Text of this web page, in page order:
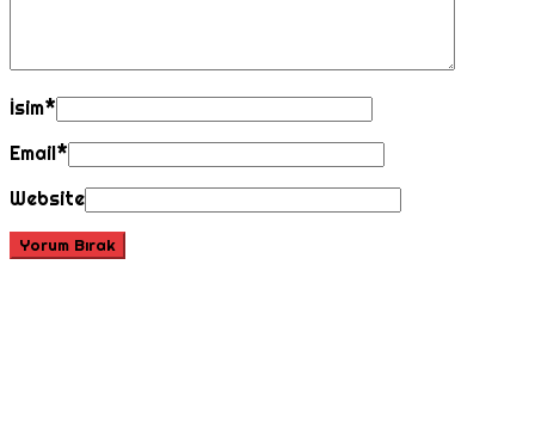
İsim*
Email*
Website